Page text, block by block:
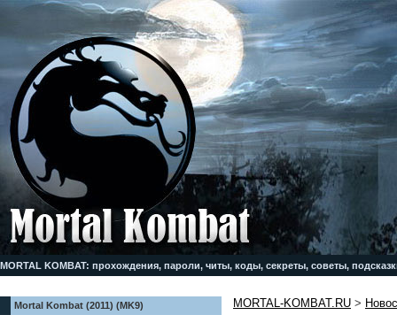
MORTAL KOMBAT: прохождения, пароли, читы, коды, секреты, советы,
Mortal Kombat (2011) (MK9)
MORTAL-KOMBAT.RU >